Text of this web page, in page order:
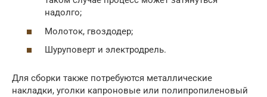
надолго;
Молоток, гвоздодер;
Шуруповерт и электродрель.
Для сборки также потребуются металлические
накладки, уголки капроновые или полипропиленовый